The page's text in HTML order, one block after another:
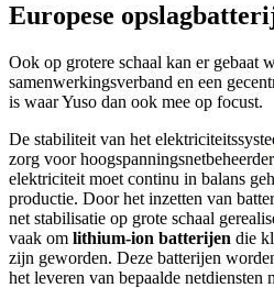
Europese
Ook op grotere schaal kan er gebaat
samenwerkingsverband en een
is waar Yuso dan ook mee op focust.
De stabiliteit van het
zorg voor hoogspanningsnetbeheerder
elektriciteit moet continu in balans
productie. Door het inzetten van
net stabilisatie op grote schaal
vaak om lithium-ion batterijen die
zijn geworden. Deze batterijen
het leveren van bepaalde netdiensten